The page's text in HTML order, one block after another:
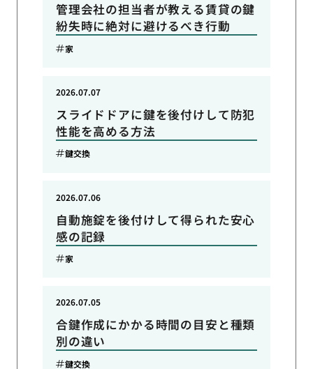
管理会社の担当者が教える賃貸の鍵
紛失時に絶対に避けるべき行動
家
スライドドアに鍵を後付けして防犯
性能を高める方法
2026.07.07
鍵交換
自動施錠を後付けして得られた安心
感の記録
2026.07.06
家
合鍵作成にかかる時間の目安と種類
別の違い
2026.07.05
鍵交換